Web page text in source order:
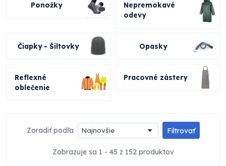
Ponožky
Nepremokavé
odevy
Čiapky - Šiltovky Opasky
Reflexné
oblečenie
Pracovné zástery
Zoradiť podľa Najnovšie Filtrovať
Zobrazuje sa 1 - 45 z 152 produktov